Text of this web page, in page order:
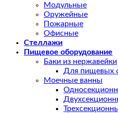
Модульные
Оружейные
Пожарные
Офисные
Стеллажи
Пищевое оборудование
Баки из нержавейки
Для пищевых
Моечные ванны